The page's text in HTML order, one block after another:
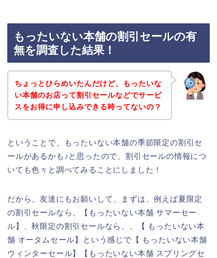
もったいない本舗の割引セールの有
無を調査した結果！
ちょっとひらめいたんだけど、もったいな
い本舗のお店って割引セールなどでサービ
スをお得に申し込みできる時ってないの？
ということで、もったいない本舗の季節限定の割引セ
ールがあるかも♪と思ったので、割引セールの情報につ
いても色々と調べてみることにしました！
だから、友達にもお願いして、まずは、例えば夏限定
の割引セールなら、【もったいない本舗 サマーセー
ル】、秋限定の割引セールなら、、【 もったいない本
舗 オータムセール】という感じで【 もったいない本舗
ウィンターセール】【もったいない本舗 スプリングセ